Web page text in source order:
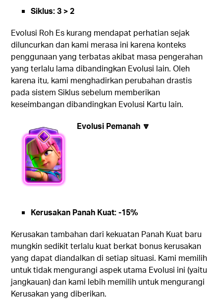
Siklus: 3 > 2
Evolusi Roh Es kurang mendapat perhatian sejak
diluncurkan dan kami merasa ini karena konteks
penggunaan yang terbatas akibat masa pengerahan
yang terlalu lama dibandingkan Evolusi lain. Oleh
karena itu, kami menghadirkan perubahan drastis
pada sistem Siklus sebelum memberikan
keseimbangan dibandingkan Evolusi Kartu lain.
Evolusi Pemanah 🔽
Kerusakan Panah Kuat: -15%
Kerusakan tambahan dari kekuatan Panah Kuat baru
mungkin sedikit terlalu kuat berkat bonus kerusakan
yang dapat diandalkan di setiap situasi. Kami memilih
untuk tidak mengurangi aspek utama Evolusi ini (yaitu
jangkauan) dan kami lebih memilih untuk mengurangi
Kerusakan yang diberikan.